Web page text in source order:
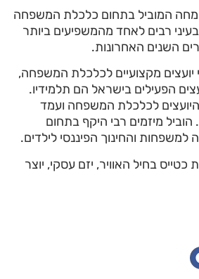
המוביל בתחום כלכלת המשפחה
רבים לאחד מהמשפיעים ביותר
השנים האחרונות.
יועצים מקצועיים לכלכלת המשפחה,
הפעילים בישראל הם תלמידיו.
לכלכלת המשפחה ועמד
שנים. הוביל מיזמים רבי היקף בתחום
והחינוך הפיננסי לילדים.
בחיל האוויר, יזם עסקי, יוצר